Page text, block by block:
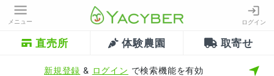
メニュー ログイン
直売所 体験農園 取寄せ
新規登録 & ログイン で検索機能を有効